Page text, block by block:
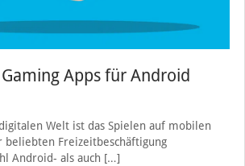
Apps für Android
Welt ist das Spielen auf mobilen
beliebten Freizeitbeschäftigung
Android- als auch […]